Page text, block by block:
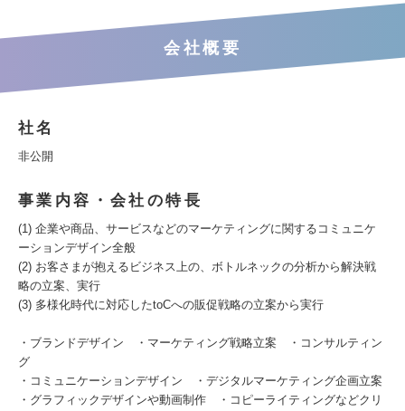
会社概要
社名
非公開
事業内容・会社の特長
(1) 企業や商品、サービスなどのマーケティングに関するコミュニケ
ーションデザイン全般
(2) お客さまが抱えるビジネス上の、ボトルネックの分析から解決戦
略の立案、実行
(3) 多様化時代に対応したtoCへの販促戦略の立案から実行
・ブランドデザイン ・マーケティング戦略立案 ・コンサルティン
グ
・コミュニケーションデザイン ・デジタルマーケティング企画立案
・グラフィックデザインや動画制作 ・コピーライティングなどクリ